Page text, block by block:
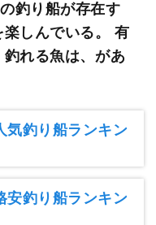
釣り船が存在す
楽しんでいる。有
れる魚は、があ
気釣り船ランキン
安釣り船ランキン